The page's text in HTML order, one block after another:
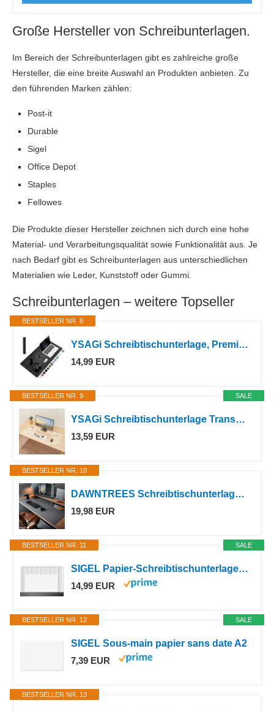
Große Hersteller von Schreibunterlagen.
Im Bereich der Schreibunterlagen gibt es zahlreiche große
Hersteller, die eine breite Auswahl an Produkten anbieten. Zu
den führenden Marken zählen:
Post-it
Durable
Sigel
Office Depot
Staples
Fellowes
Die Produkte dieser Hersteller zeichnen sich durch eine hohe
Material- und Verarbeitungsqualität sowie Funktionalität aus. Je
nach Bedarf gibt es Schreibunterlagen aus unterschiedlichen
Materialien wie Leder, Kunststoff oder Gummi.
Schreibunterlagen – weitere Topseller
BESTSELLER NR. 8
YSAGi Schreibtischunterlage, Premium Leder Mauspad, Schwarz, 80x40cm
14,99 EUR
SALE
BESTSELLER NR. 9
YSAGi Schreibtischunterlage Transparent, Klares Großes Mauspad, 80 x 40 cm
13,59 EUR
BESTSELLER NR. 10
DAWNTREES Schreibtischunterlage Filz,Filz Mauspad Groß XXL,Dunkelgrau
19,98 EUR
SALE
BESTSELLER NR. 11
SIGEL Papier-Schreibtischunterlage DIN A2 Kalender 2026-2027 Schutzleiste
14,99 EUR
SALE
BESTSELLER NR. 12
SIGEL Sous-main papier sans date A2
7,39 EUR
BESTSELLER NR. 13